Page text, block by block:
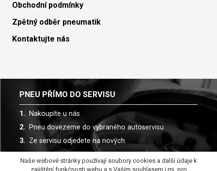
Obchodní podmínky
Zpětný odběr pneumatik
Kontaktujte nás
PNEU PŘÍMO DO SERVISU
Nakoupíte u nás
Pneu dovezeme do vybraného autoservisu
Ze servisu odjedete na nových
Spolupracujeme s více než 30 autoservisy
Naše webové stránky používají soubory cookies a další údaje k
zajištění funkčnosti webu a s Vaším souhlasem i mj. pro